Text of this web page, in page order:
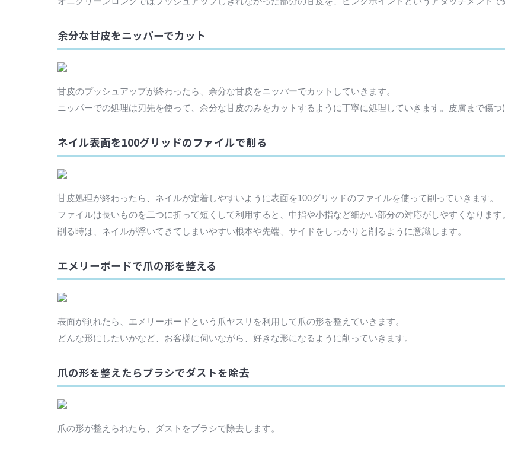
余分な甘皮をニッパーでカット
甘皮のプッシュアップが終わったら、余分な甘皮をニッパーでカットしていきます。
ニッパーでの処理は刃先を使って、余分な甘皮のみをカットするように丁寧に処理していきます。皮膚まで傷つ
ネイル表面を100グリッドのファイルで削る
甘皮処理が終わったら、ネイルが定着しやすいように表面を100グリッドのファイルを使って削っていきます。
ファイルは長いものを二つに折って短くして利用すると、中指や小指など細かい部分の対応がしやすくなります
削る時は、ネイルが浮いてきてしまいやすい根本や先端、サイドをしっかりと削るように意識します。
エメリーボードで爪の形を整える
表面が削れたら、エメリーボードという爪ヤスリを利用して爪の形を整えていきます。
どんな形にしたいかなど、お客様に伺いながら、好きな形になるように削っていきます。
爪の形を整えたらブラシでダストを除去
爪の形が整えられたら、ダストをブラシで除去します。